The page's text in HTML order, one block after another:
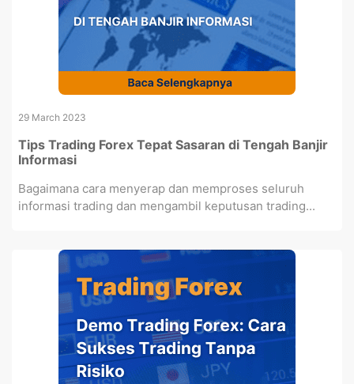
29 March 2023
Tips Trading Forex Tepat Sasaran di Tengah Banjir
Informasi
Bagaimana cara menyerap dan memproses seluruh
informasi trading dan mengambil keputusan trading...